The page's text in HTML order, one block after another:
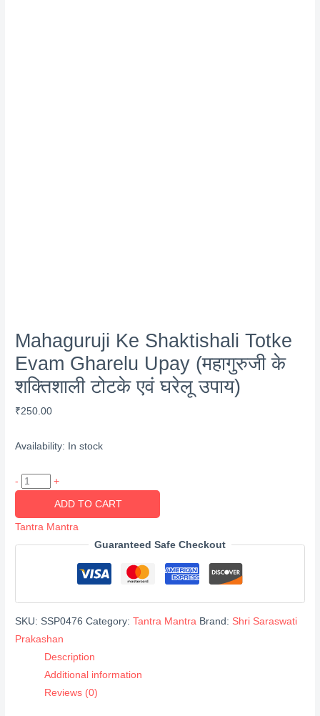
Mahaguruji Ke Shaktishali Totke
Evam Gharelu Upay (महागुरुजी के
शक्तिशाली टोटके एवं घरेलू उपाय)
₹250.00
Availability: In stock
-
Mahaguruji
Shaktishali
(महागुरुजी
के
शक्तिशाली
+
ADD TO CART
Tantra Mantra
Guaranteed Safe Checkout
SKU: SSP0476 Category:Tantra Mantra Brand: Shri Saraswati
Prakashan
Description
Additional information
Reviews (0)